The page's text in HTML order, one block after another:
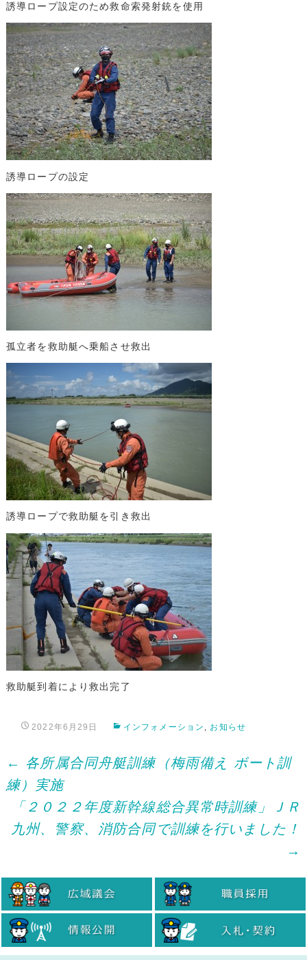
誘導ロープ設定のため救命索発射銃を使用
誘導ロープの設定
孤立者を救助艇へ乗船させ救出
誘導ロープで救助艇を引き救出
救助艇到着により救出完了
2022年6月29日 インフォメーション お知らせ
Post
navigation
← 各所属合同舟艇訓練（梅雨備え ボート訓
練）実施
「２０２２年度新幹線総合異常時訓練」ＪＲ
九州、警察、消防合同で訓練を行いました！
→